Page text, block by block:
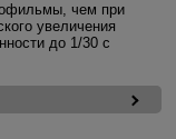
чем при
увеличения
до 1/30 с